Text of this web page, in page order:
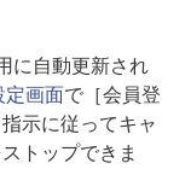
に自動更新され
定画面で［会員登
示に従ってキャ
トップできま